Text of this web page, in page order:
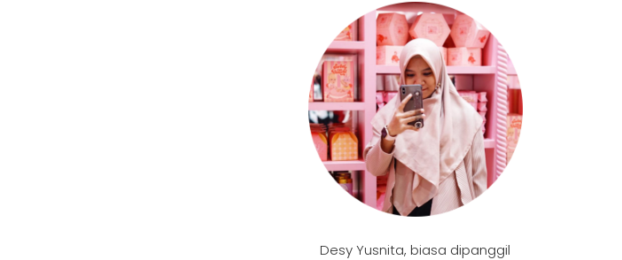
Desy Yusnita, biasa dipanggil